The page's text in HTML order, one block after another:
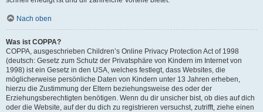
Nach oben
Was ist COPPA?
COPPA, ausgeschrieben Children’s Online Privacy Protection Act of 1998
(deutsch: Gesetz zum Schutz der Privatsphäre von Kindern im Internet von
1998) ist ein Gesetz in den USA, welches festlegt, dass Websites, die
möglicherweise persönliche Daten von Kindern unter 13 Jahren erheben,
hierzu die Zustimmung der Eltern beziehungsweise des oder der
Erziehungsberechtigten benötigen. Wenn du dir unsicher bist, ob dies auf dich
oder die Website, auf der du dich zu registrieren versuchst, zutrifft, ziehe einen